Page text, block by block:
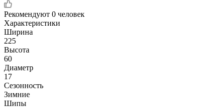
Рекомендуют 0 человек
Характеристики
Ширина
225
Высота
60
Диаметр
17
Сезонность
Зимние
Шипы